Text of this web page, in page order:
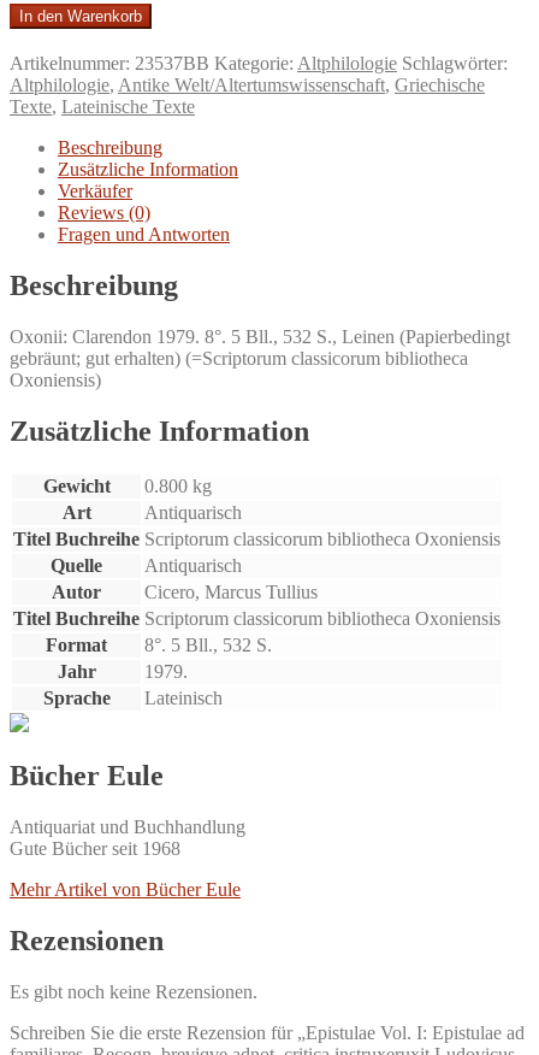
Epistulae
Vol.
I:
Epistulae
ad
familiares.
Recogn.
breviqve
adnot.
critica
instruxeruxit
Ludovicus
Claude
Purser.
In den Warenkorb
Artikelnummer: 23537BB Kategorie: Altphilologie Schlagwörter:
Altphilologie, Antike Welt/Altertumswissenschaft, Griechische
Texte, Lateinische Texte
Beschreibung
Zusätzliche Information
Verkäufer
Reviews (0)
Fragen und Antworten
Beschreibung
Oxonii: Clarendon 1979. 8°. 5 Bll., 532 S., Leinen (Papierbedingt
gebräunt; gut erhalten) (=Scriptorum classicorum bibliotheca
Oxoniensis)
Zusätzliche Information
Gewicht
0.800 kg
Art
Antiquarisch
Titel Buchreihe Scriptorum classicorum bibliotheca Oxoniensis
Quelle
Antiquarisch
Autor
Cicero, Marcus Tullius
Titel Buchreihe Scriptorum classicorum bibliotheca Oxoniensis
Format
8°. 5 Bll., 532 S.
Jahr
1979.
Sprache
Lateinisch
Bücher Eule
Antiquariat und Buchhandlung
Gute Bücher seit 1968
Mehr Artikel von Bücher Eule
Rezensionen
Es gibt noch keine Rezensionen.
Schreiben Sie die erste Rezension für „Epistulae Vol. I: Epistulae ad